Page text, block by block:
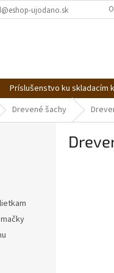
ujodano.sk
Príslušenstvo ku skladacím
Drevené šachy